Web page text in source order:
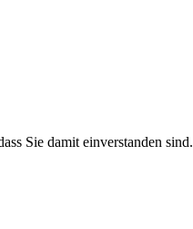
Sie damit einverstanden sind.